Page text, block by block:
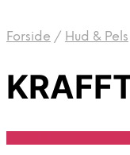
Forside / Hud & Pels